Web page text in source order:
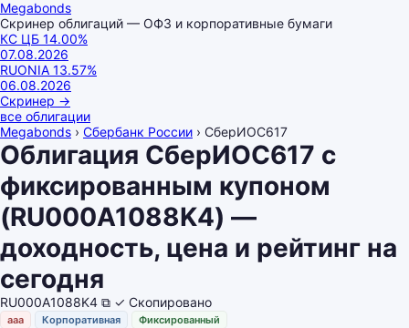
Megabonds
Скринер облигаций — ОФЗ и корпоративные бумаги
КС ЦБ 14.00%
07.08.2026
RUONIA 13.57%
06.08.2026
Скринер →
все облигации
Megabonds › Сбербанк России › СберИОС617
Облигация СберИОС617 с
фиксированным купоном
(RU000A1088K4) —
доходность, цена и рейтинг на
сегодня
RU000A1088K4 ⧉ ✓ Скопировано
aaa Корпоративная Фиксированный